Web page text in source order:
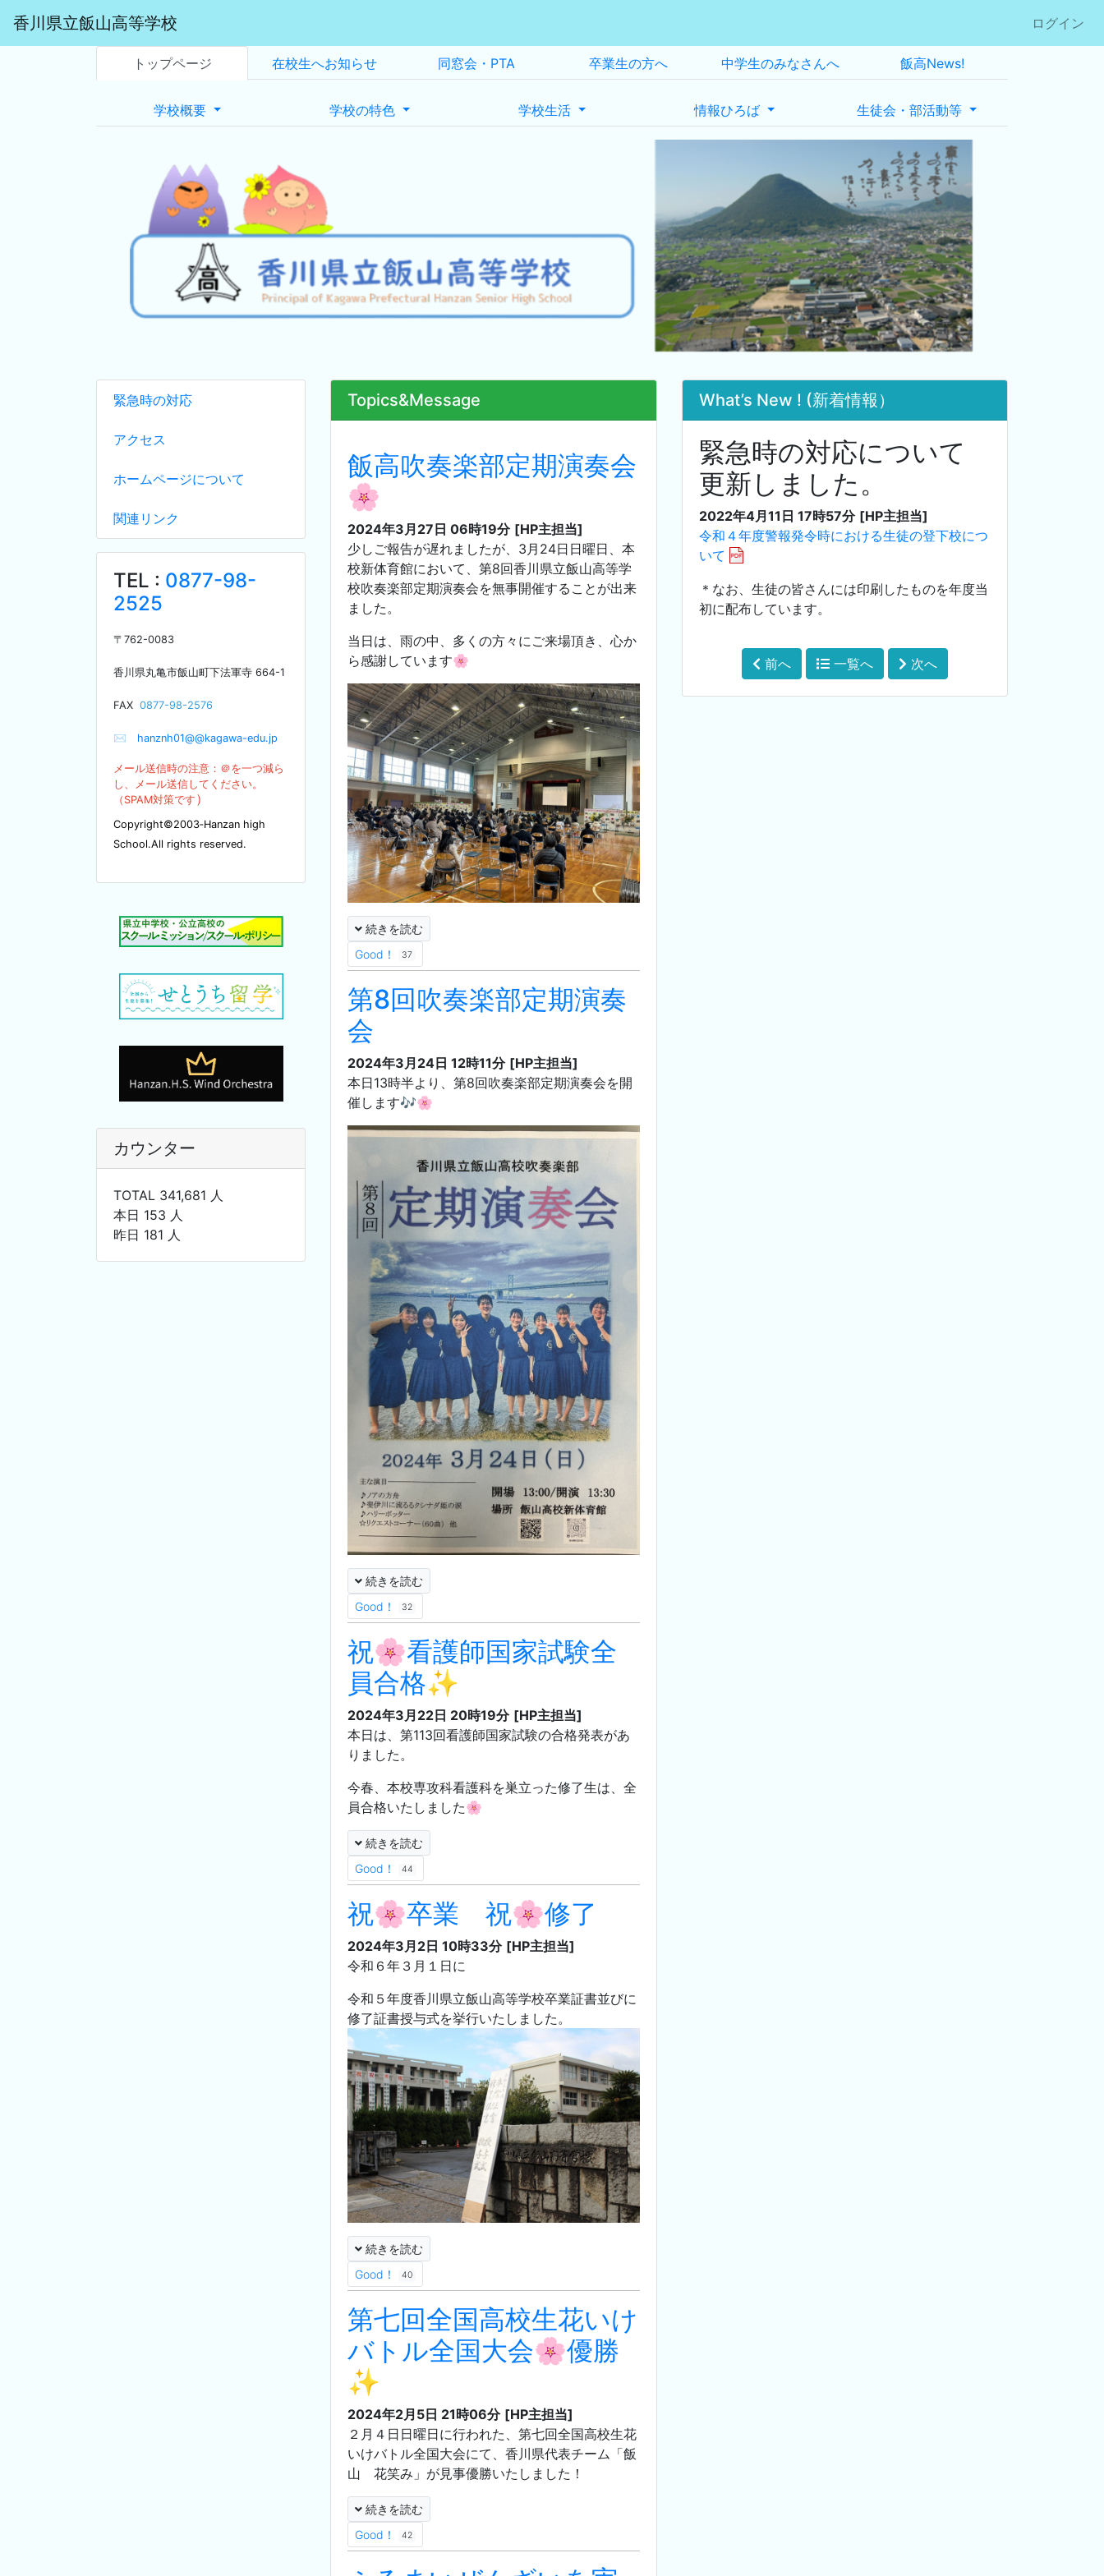
香川県立飯山高等学校 ログイン
トップページ 在校生へお知らせ 同窓会・PTA 卒業生の方へ 中学生のみなさんへ 飯高News!
学校概要 学校の特色 学校生活 情報ひろば 生徒会・部活動等
緊急時の対応
アクセス
ホームページについて
関連リンク
TEL : 0877-98-
2525
〒 762-0083
香川県丸亀市飯山町下法軍寺 664-1
FAX 0877-98-2576
✉ hanznh01@@kagawa-edu.jp
メール送信時の注意：＠を一つ減ら
し、メール送信してください。
（SPAM対策です ）
Copyright©2003‐Hanzan high
School.All rights reserved.
カウンター
TOTAL 341,681 人
本日 153 人
昨日 181 人
Topics&Message
飯高吹奏楽部定期演奏会
🌸
2024年3月27日 06時19分 [HP主担当]
少しご報告が遅れましたが、3月24日日曜日、本
校新体育館において、第8回香川県立飯山高等学
校吹奏楽部定期演奏会を無事開催することが出来
ました。
当日は、雨の中、多くの方々にご来場頂き、心か
ら感謝しています🌸
続きを読む
Good！
37
第8回吹奏楽部定期演奏
会
2024年3月24日 12時11分 [HP主担当]
本日13時半より、第8回吹奏楽部定期演奏会を開
催します🎶🌸
続きを読む
Good！
32
祝🌸看護師国家試験全
員合格✨
2024年3月22日 20時19分 [HP主担当]
本日は、第113回看護師国家試験の合格発表があ
りました。
今春、本校専攻科看護科を巣立った修了生は、全
員合格いたしました🌸
続きを読む
Good！
44
祝🌸卒業 祝🌸修了
2024年3月2日 10時33分 [HP主担当]
令和６年３月１日に
令和５年度香川県立飯山高等学校卒業証書並びに
修了証書授与式を挙行いたしました。
続きを読む
Good！
40
第七回全国高校生花いけ
バトル全国大会🌸優勝
✨
2024年2月5日 21時06分 [HP主担当]
２月４日日曜日に行われた、第七回全国高校生花
いけバトル全国大会にて、香川県代表チーム「飯
山 花笑み」が見事優勝いたしました！
続きを読む
Good！
42
What’s New ! (新着情報）
緊急時の対応について
更新しました。
2022年4月11日 17時57分 [HP主担当]
令和４年度警報発令時における生徒の登下校につ
いて
＊なお、生徒の皆さんには印刷したものを年度当
初に配布しています。
前へ 一覧へ 次へ